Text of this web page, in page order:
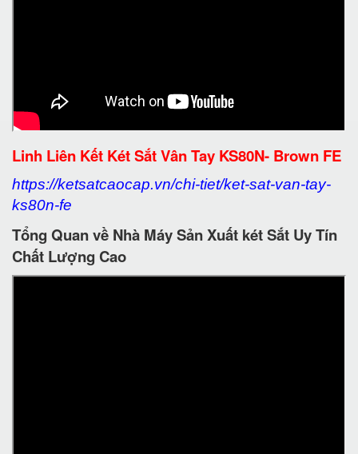
Linh Liên Kết Két Sắt Vân Tay KS80N- Brown FE
https://ketsatcaocap.vn/chi-tiet/ket-sat-van-tay-
ks80n-fe
Tổng Quan về Nhà Máy Sản Xuất két Sắt Uy Tín
Chất Lượng Cao